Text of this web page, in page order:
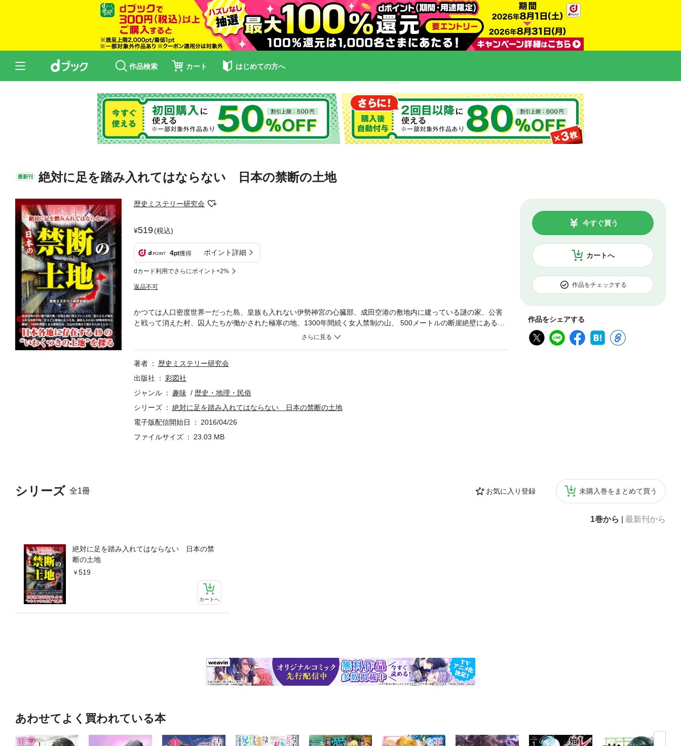
作品検索 カート はじめての方へ
最新刊 絶対に足を踏み入れてはならない 日本の禁断の土地
歴史ミステリー研究会
519(税込)
4pt獲得 ポイント詳細
dカード利用でさらにポイント+2%
返品不可
カートへ
今すぐ買う
作品をチェックする
作品をシェアする
シリーズ 全1冊 お気に入り登録 未購入巻をまとめて買う
1巻から 最新刊から
絶対に足を踏み入れてはならない 日本の禁
断の土地
519
カートへ
かつては人口密度世界一だった島、皇族も入れない伊勢神宮の心臓部、成田空港の敷地内に建っている謎の家、公害
と戦って消えた村、囚人たちが働かされた極寒の地、1300年間続く女人禁制の山、 500メートルの断崖絶壁にある国
宝、異形の神が現れるトカラの島…。日本には、気軽に触れてはならない“いわくつき”の場所が数多くある。暗い歴史
著者
歴史ミステリー研究会
出版社
彩図社
ジャンル
趣味
歴史・地理・民俗
シリーズ
絶対に足を踏み入れてはならない 日本の禁断の土地
電子版配信開始日
2016/04/26
ファイルサイズ
23.03 MB
あわせてよく買われている本